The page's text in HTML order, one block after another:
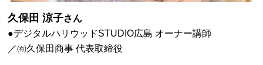
久保田 涼子さん
●デジタルハリウッドSTUDIO広島 オーナー講師
／㈲久保田商事 代表取締役